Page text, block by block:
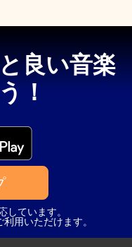
良い音楽
！
しています。
利用いただけます。